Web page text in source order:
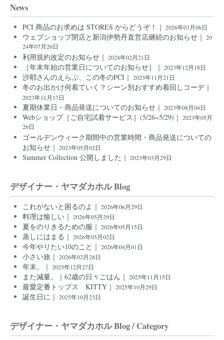
News
PCI 商品のお求めは STORES からどうぞ！｜ 2026年03月06日
ウェブショップ閉店と新潟伊勢丹直営店継続のお知らせ｜ 20
24年07月26日
利用規約改定のお知らせ｜ 2024年02月21日
［年末年始の営業日についてのお知らせ］｜ 2023年12月18日
沙耶さんのえらぶ、この冬のPCI｜ 2023年11月21日
冬のお出かけ何着ていく？シーン別おすすめ着回しコーデ｜
2023年11月17日
夏期休業日・商品発送についてのお知らせ｜ 2023年08月04日
Webショップ［ご自宅試着サービス］(5/26~5/29)｜ 2023年05月
26日
ゴールデンウィーク期間中の営業時間・商品発送についての
お知らせ｜ 2023年05月02日
Summer Collection 公開しました｜ 2023年03月29日
デザイナー・ヤマダカホル Blog
これがないと困るのよ｜ 2026年06月29日
料理は愉しい｜ 2026年05月29日
夏をのりきるための服｜ 2026年05月15日
蒸しにはまる｜ 2026年05月02日
今年やりたい10のこと｜ 2026年04月01日
小さい旅｜ 2026年02月28日
年末。｜ 2025年12月27日
また減量。｜62歳の日々ごはん｜ 2025年11月15日
最愛定番トップス KITTY｜ 2025年10月29日
誕生日に｜ 2025年10月23日
デザイナー・ヤマダカホル Blog / Category